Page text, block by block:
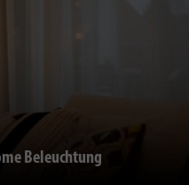
Beleuchtung